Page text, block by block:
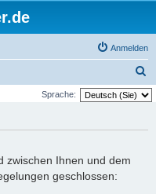
Anmelden
u
Sprache:
zwischen Ihnen und dem
geschlossen: